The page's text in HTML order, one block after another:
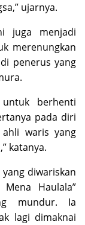
ujarnya.
juga menjadi
merenungkan
penerus yang
berhenti
pada diri
waris yang
katanya.
diwariskan
Haulala”
mundur. Ia
lagi dimaknai